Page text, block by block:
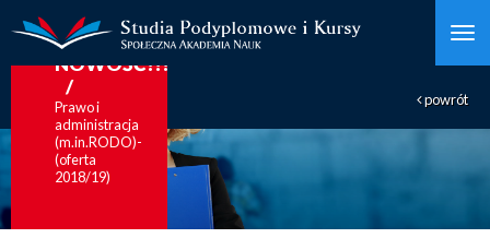
powrót
europejskie
NOWOŚĆ!!!
Prawo i
administracja
(m.in.RODO)-
(oferta
2018/19)